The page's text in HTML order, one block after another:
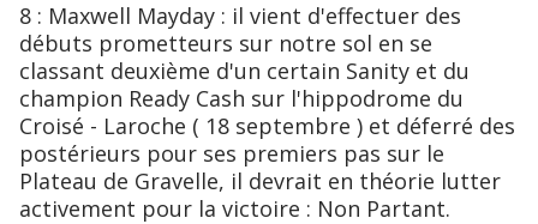
8 : Maxwell Mayday : il vient d'effectuer des
débuts prometteurs sur notre sol en se
classant deuxième d'un certain Sanity et du
champion Ready Cash sur l'hippodrome du
Croisé - Laroche ( 18 septembre ) et déferré des
postérieurs pour ses premiers pas sur le
Plateau de Gravelle, il devrait en théorie lutter
activement pour la victoire : Non Partant.